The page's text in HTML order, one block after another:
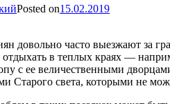
Posted on15.02.2019
довольно часто выезжают за
отдыхать в теплых краях —
с ее величественными
Старого света, которыми не